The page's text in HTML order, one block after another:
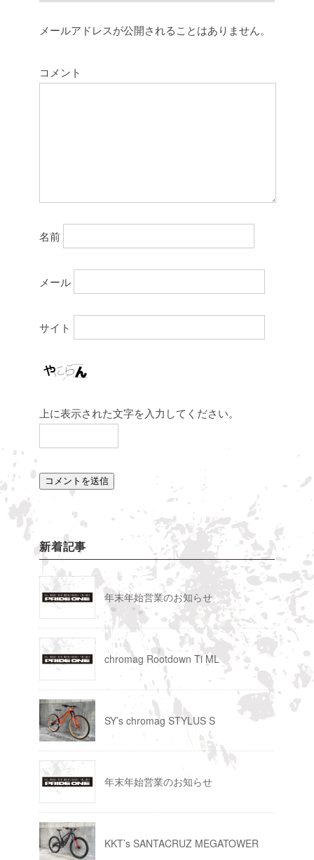
メールアドレスが公開されることはありません。
コメント
名前
メール
サイト
上に表示された文字を入力してください。
新着記事
年末年始営業のお知らせ
chromag Rootdown Ti ML
SY’s chromag STYLUS S
年末年始営業のお知らせ
KKT’s SANTACRUZ MEGATOWER